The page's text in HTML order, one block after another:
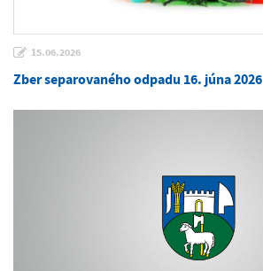
15.06.2026
Zber separovaného odpadu 16. júna 2026